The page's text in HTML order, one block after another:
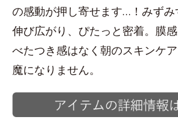
の感動が押し寄せます…！みず
伸び広がり、ぴたっと密着。膜感
べたつき感はなく朝のスキンケ
魔になりません。